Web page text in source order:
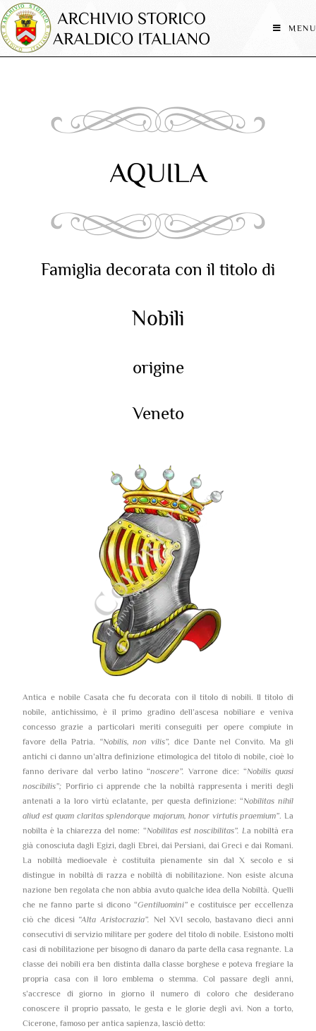
MENU
AQUILA
Famiglia decorata con il titolo di
Nobili
origine
Veneto
Antica e nobile Casata che fu decorata con il titolo di nobili. Il titolo di
nobile, antichissimo, è il primo gradino dell’ascesa nobiliare e veniva
concesso grazie a particolari meriti conseguiti per opere compiute in
favore della Patria. “Nobilis, non vilis”, dice Dante nel Convito. Ma gli
antichi ci danno un’altra definizione etimologica del titolo di nobile, cioè lo
fanno derivare dal verbo latino “noscere”. Varrone dice: “Nobilis quasi
noscibilis”; Porfirio ci apprende che la nobiltà rappresenta i meriti degli
antenati a la loro virtù eclatante, per questa definizione: “Nobilitas nihil
aliud est quam claritas splendorque majorum, honor virtutis praemium”. La
nobilta è la chiarezza del nome: “Nobilitas est noscibilitas”. La nobiltà era
già conosciuta dagli Egizi, dagli Ebrei, dai Persiani, dai Greci e dai Romani.
La nobiltà medioevale è costituita pienamente sin dal X secolo e si
distingue in nobiltà di razza e nobiltà di nobilitazione. Non esiste alcuna
nazione ben regolata che non abbia avuto qualche idea della Nobiltà. Quelli
che ne fanno parte si dicono “Gentiluomini”e costituisce per eccellenza
ciò che dicesi “Alta Aristocrazia”. Nel XVI secolo, bastavano dieci anni
consecutivi di servizio militare per godere del titolo di nobile. Esistono molti
casi di nobilitazione per bisogno di danaro da parte della casa regnante. La
classe dei nobili era ben distinta dalla classe borghese e poteva fregiare la
propria casa con il loro emblema o stemma. Col passare degli anni,
s’accresce di giorno in giorno il numero di coloro che desiderano
conoscere il proprio passato, le gesta e le glorie degli avi. Non a torto,
Cicerone, famoso per antica sapienza, lasciò detto: